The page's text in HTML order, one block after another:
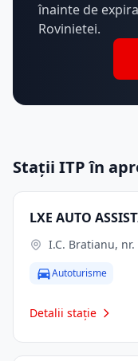
înainte de
Rovinietei.
Stații ITP în
LXE AUTO
I.C. Bratianu,
Autoturisme
Detalii stație